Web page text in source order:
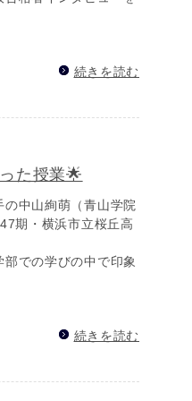
続きを読む
た授業🌟
中山絢萌（青山学院
期・横浜市立桜丘高
での学びの中で印象
続きを読む